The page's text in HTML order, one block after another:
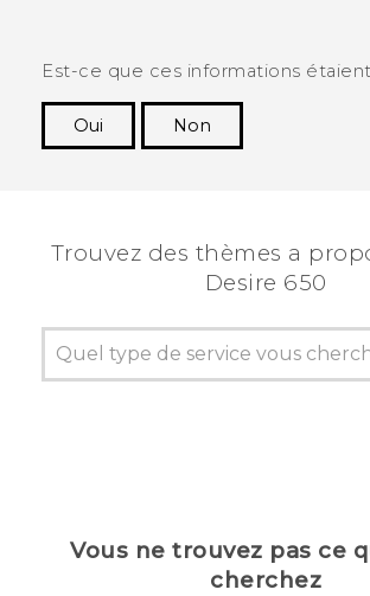
Est-ce que ces informations
Oui
Non
Trouvez des thèmes a
Desire 650
Vous ne trouvez pas ce
cherchez